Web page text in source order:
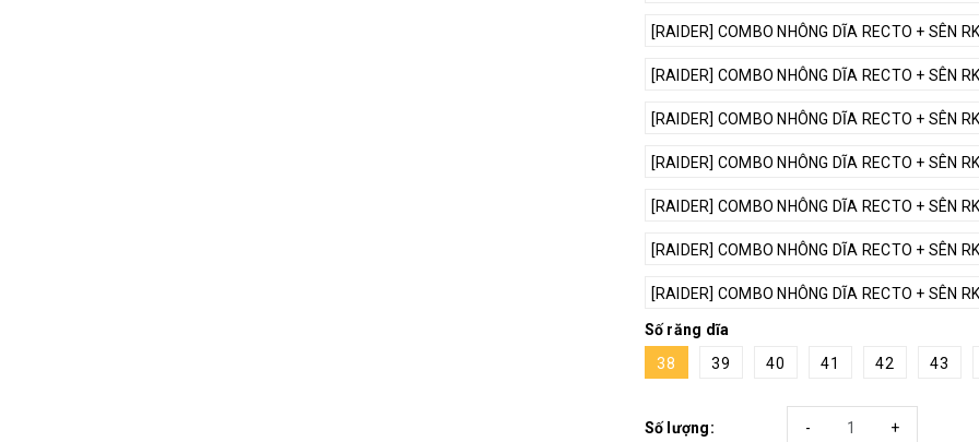
[RAIDER] COMBO NHÔNG DĨA RECTO + SÊN
[RAIDER] COMBO NHÔNG DĨA RECTO + SÊN
[RAIDER] COMBO NHÔNG DĨA RECTO + SÊN
[RAIDER] COMBO NHÔNG DĨA RECTO + SÊN
[RAIDER] COMBO NHÔNG DĨA RECTO + SÊN
[RAIDER] COMBO NHÔNG DĨA RECTO + SÊN
[RAIDER] COMBO NHÔNG DĨA RECTO + SÊN
Số răng dĩa
38
39 40 41 42 43
Số lượng: +
-